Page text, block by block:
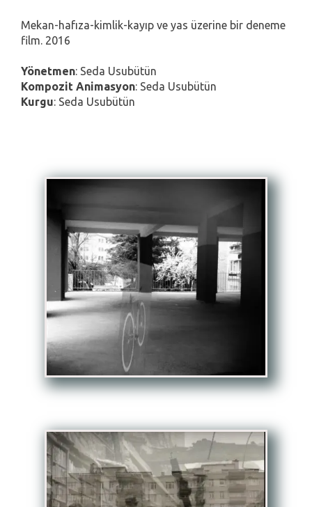
Mekan-hafıza-kimlik-kayıp ve yas üzerine bir deneme
film. 2016
Yönetmen: Seda Usubütün
Kompozit Animasyon: Seda Usubütün
Kurgu: Seda Usubütün